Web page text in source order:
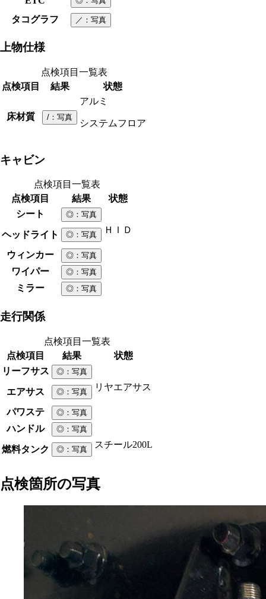
タコグラフ ／ ：写真
上物仕様
点検項目一覧表
点検項目
結果 状態
床材質 / ：写真
アルミ
システムフロア
キャビン
点検項目一覧表
点検項目
結果
状態
シート
◎ ：写真
ヘッドライト ◎ ：写真 ＨＩＤ
ウィンカー ◎ ：写真
ワイパー ◎ ：写真
ミラー ◎ ：写真
走行関係
点検項目一覧表
点検項目
結果
状態
リーフサス
◎ ：写真
エアサス ◎ ：写真 リヤエアサス
パワステ ◎ ：写真
ハンドル ◎ ：写真
燃料タンク ◎ ：写真 スチール200L
点検箇所の写真